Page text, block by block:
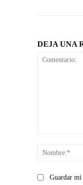
DEJA UNA
Guardar mi